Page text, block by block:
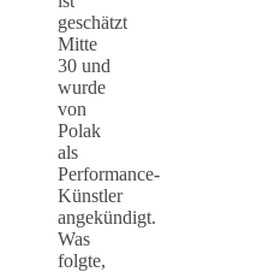
geschätzt
Mitte
30 und
wurde
von
Polak
als
Performance-
Künstler
angekündigt.
Was
folgte,